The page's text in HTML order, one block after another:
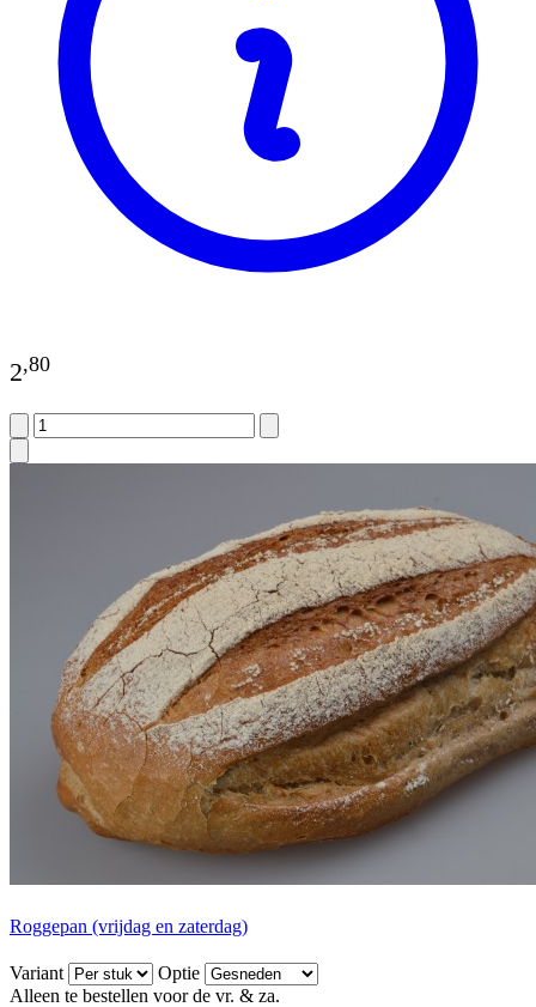
2,80
Roggepan (vrijdag en zaterdag)
Variant
Optie
Alleen te bestellen voor de vr. & za.